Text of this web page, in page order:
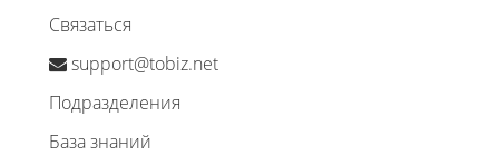
Связаться
support@tobiz.net
Подразделения
База знаний